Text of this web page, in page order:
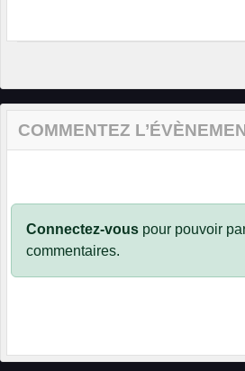
COMMENTEZ
Connectez-vous pour pouvoir
commentaires.